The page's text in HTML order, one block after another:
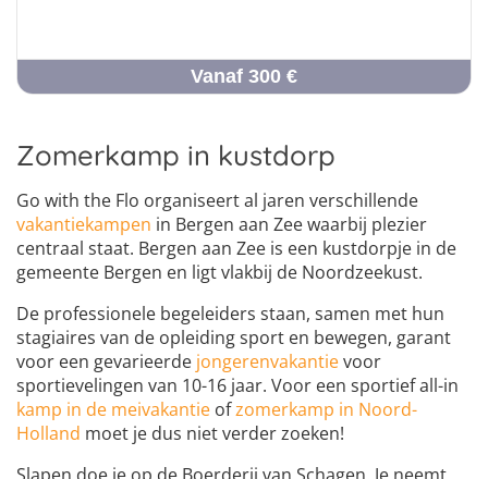
Vanaf 300 €
Zomerkamp in kustdorp
Go with the Flo organiseert al jaren verschillende
vakantiekampen in Bergen aan Zee waarbij plezier
centraal staat. Bergen aan Zee is een kustdorpje in de
gemeente Bergen en ligt vlakbij de Noordzeekust.
De professionele begeleiders staan, samen met hun
stagiaires van de opleiding sport en bewegen, garant
voor een gevarieerde jongerenvakantievoor
sportievelingen van 10-16 jaar. Voor een sportief all-in
kamp in de meivakantie ofzomerkamp in Noord-
Holland moet je dus niet verder zoeken!